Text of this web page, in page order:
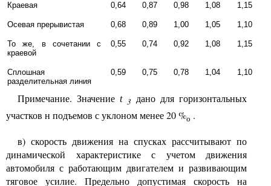
Краевая 0,64 0,87 0,98 1,08 1,15
Осевая прерывистая 0,68 0,89 1,00 1,05 1,10
То же, в сочетании с
краевой
0,55 0,74 0,92 1,08 1,15
Сплошная
разделительная линия
0,59 0,75 0,78 1,04 1,10
Примечание. Значение t 3 дано для горизонтальных
участков н подъемов с уклоном менее 20 %о .
в) скорость движения на спусках рассчитывают по
динамической характеристике с учетом движения
автомобиля с работающим двигателем и развивающим
тяговое усилие. Предельно допустимая скорость на